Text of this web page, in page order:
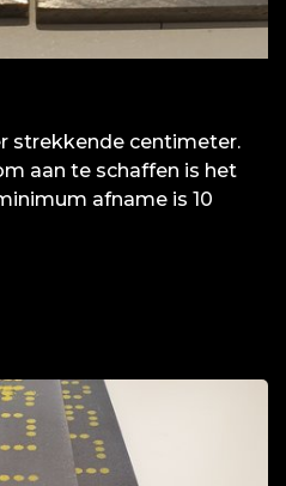
strekkende centimeter.
aan te schaffen is het
afname is 10